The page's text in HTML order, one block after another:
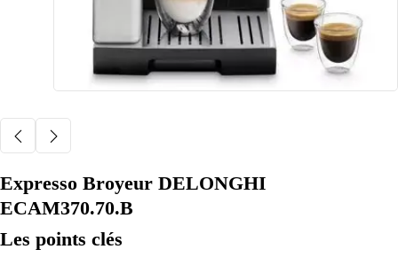
Expresso Broyeur DELONGHI
ECAM370.70.B
Les points clés